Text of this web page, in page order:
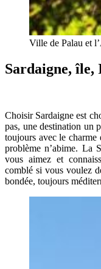
Ville de Palau et
Sardaigne,
Choisir Sardaigne est
pas, une destination un
toujours avec le charme
problème n’abime. La
vous aimez et
comblé si vous voulez
bondée, toujours